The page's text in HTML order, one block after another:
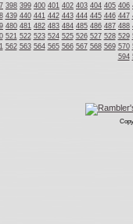
398 399 400 401 402 403 404 405 406
439 440 441 442 443 444 445 446 447
480 481 482 483 484 485 486 487 488
521 522 523 524 525 526 527 528 529
562 563 564 565 566 567 568 569 570
594